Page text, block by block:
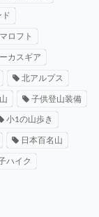
ド
ロフト
カスギア
北アルプス
子供登山装備
小1の山歩き
日本百名山
ハイク